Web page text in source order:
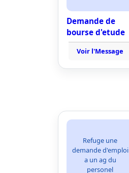
Demande de
bourse d'etude
Voir l'Message
Refuge une
demande d'emploi
a un ag du
personel